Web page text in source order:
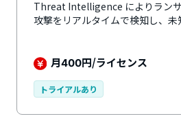
Threat Intelligence によりラン
攻撃をリアルタイムで検知し、
を遮断して企業のIT環境を保護
です。 クラウドベースのマネジ
運用の利便性を向上し、セキュリ
一元管理・保護できます。さまざ
ンドユーザーに対するセキュリ
月400円/ライセンス
トライアルあり